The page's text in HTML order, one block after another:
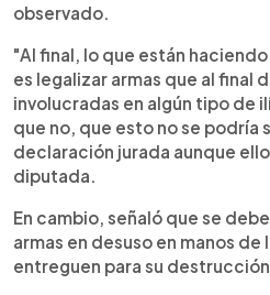
observado.
"Al final, lo que están haciendo
es legalizar armas que al final
involucradas en algún tipo de
que no, que esto no se podría
declaración jurada aunque
diputada.
En cambio, señaló que se
armas en desuso en manos de
entreguen para su